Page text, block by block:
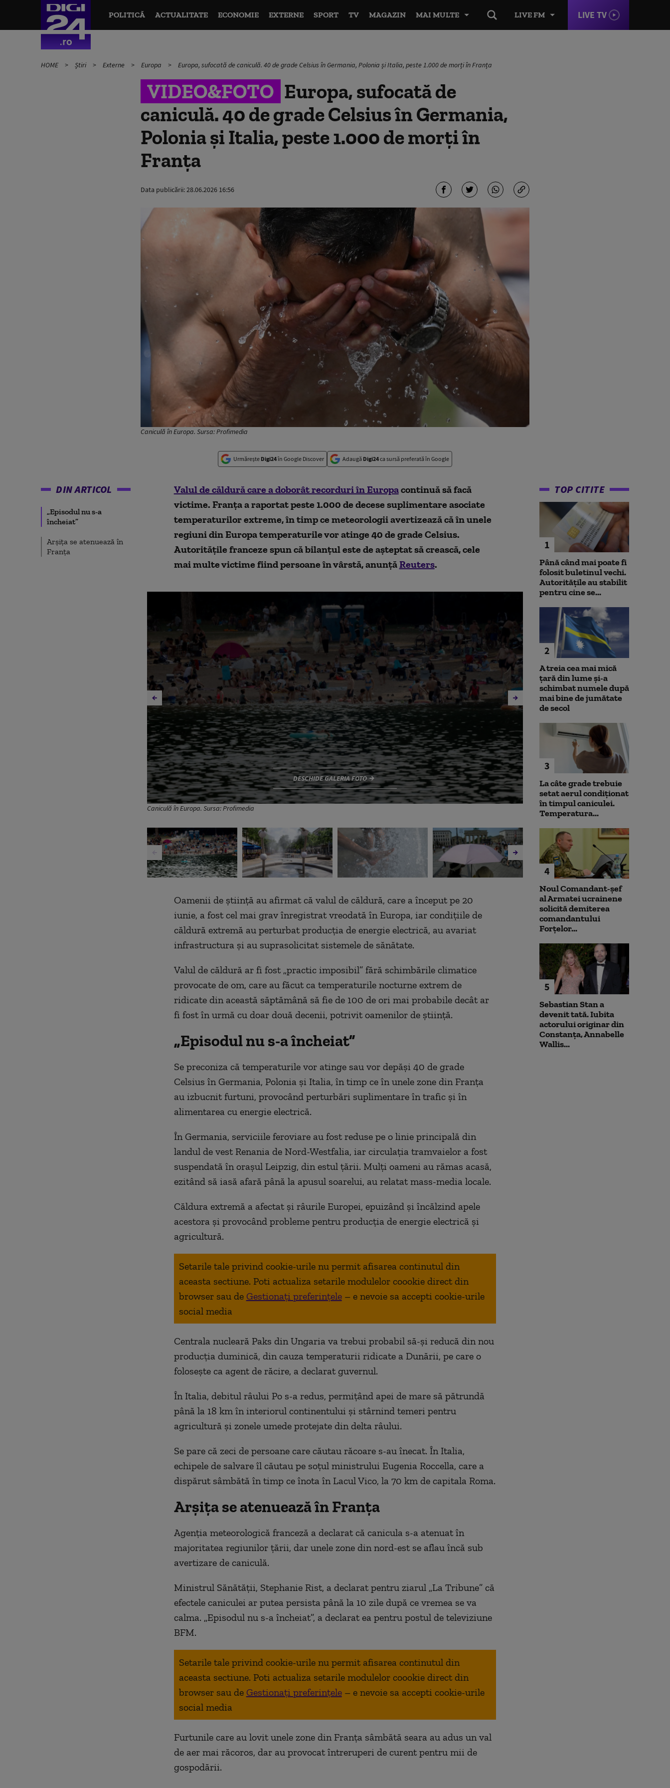
LIVE FM LIVE TV
POLITICĂ ACTUALITATE ECONOMIE EXTERNE SPORT TV MAGAZIN MAI MULTE
HOME Știri Externe Europa Europa, sufocată de caniculă. 40 de grade Celsius în Germania, Polonia și Italia, peste 1.000 de morți în Franța
VIDEO&FOTO Europa, sufocată de
caniculă. 40 de grade Celsius în Germania,
Polonia și Italia, peste 1.000 de morți în
Franța
Data publicării:28.06.2026 16:56
Caniculă în Europa. Sursa: Profimedia
Urmărește Digi24în Google Discover Adaugă Digi24ca sursă preferată în Google
DIN ARTICOL
„Episodul nu s-a
încheiat”
Arșița se atenuează în
Franța
Valul de căldură care a doborât recorduri în Europacontinuă să facă
victime. Franța a raportat peste 1.000 de decese suplimentare asociate
temperaturilor extreme, în timp ce meteorologii avertizează că în unele
regiuni din Europa temperaturile vor atinge 40 de grade Celsius.
Autoritățile franceze spun că bilanțul este de așteptat să crească, cele
mai multe victime fiind persoane în vârstă, anunțăReuters.
Caniculă în Europa. Sursa: Profimedia
DESCHIDE GALERIA FOTO
Oamenii de știință au afirmat că valul de căldură, care a început pe 20
iunie, a fost cel mai grav înregistrat vreodată în Europa, iar condițiile de
căldură extremă au perturbat producția de energie electrică, au avariat
infrastructura și au suprasolicitat sistemele de sănătate.
Valul de căldură ar fi fost „practic imposibil” fără schimbările climatice
provocate de om, care au făcut ca temperaturile nocturne extrem de
ridicate din această săptămână să fie de 100 de ori mai probabile decât ar
fi fost în urmă cu doar două decenii, potrivit oamenilor de știință.
„Episodul nu s-a încheiat”
Se preconiza că temperaturile vor atinge sau vor depăși 40 de grade
Celsius în Germania, Polonia și Italia, în timp ce în unele zone din Franța
au izbucnit furtuni, provocând perturbări suplimentare în trafic și în
alimentarea cu energie electrică.
În Germania, serviciile feroviare au fost reduse pe o linie principală din
landul de vest Renania de Nord-Westfalia, iar circulația tramvaielor a fost
suspendată în orașul Leipzig, din estul țării. Mulți oameni au rămas acasă,
ezitând să iasă afară până la apusul soarelui, au relatat mass-media locale.
Căldura extremă a afectat și râurile Europei, epuizând și încălzind apele
acestora și provocând probleme pentru producția de energie electrică și
agricultură.
Setarile tale privind cookie-urile nu permit afisarea continutul din
aceasta sectiune. Poti actualiza setarile modulelor coookie direct din
browser sau de Gestionați preferințele – e nevoie sa accepti cookie-urile
social media
Centrala nucleară Paks din Ungaria va trebui probabil să-și reducă din nou
producția duminică, din cauza temperaturii ridicate a Dunării, pe care o
folosește ca agent de răcire, a declarat guvernul.
În Italia, debitul râului Po s-a redus, permițând apei de mare să pătrundă
până la 18 km în interiorul continentului și stârnind temeri pentru
agricultură și zonele umede protejate din delta râului.
Se pare că zeci de persoane care căutau răcoare s-au înecat. În Italia,
echipele de salvare îl căutau pe soțul ministrului Eugenia Roccella, care a
dispărut sâmbătă în timp ce înota în Lacul Vico, la 70 km de capitala Roma.
Arșița se atenuează în Franța
Agenția meteorologică franceză a declarat că canicula s-a atenuat în
majoritatea regiunilor țării, dar unele zone din nord-est se aflau încă sub
avertizare de caniculă.
Ministrul Sănătății, Stephanie Rist, a declarat pentru ziarul „La Tribune” că
efectele caniculei ar putea persista până la 10 zile după ce vremea se va
calma. „Episodul nu s-a încheiat”, a declarat ea pentru postul de televiziune
BFM.
Setarile tale privind cookie-urile nu permit afisarea continutul din
aceasta sectiune. Poti actualiza setarile modulelor coookie direct din
browser sau de Gestionați preferințele – e nevoie sa accepti cookie-urile
social media
Furtunile care au lovit unele zone din Franța sâmbătă seara au adus un val
de aer mai răcoros, dar au provocat întreruperi de curent pentru mii de
gospodării.
TOP CITITE
1
Până când mai poate fi
folosit buletinul vechi.
Autoritățile au stabilit
pentru cine se...
2
A treia cea mai mică
țară din lume și-a
schimbat numele după
mai bine de jumătate
de secol
3
La câte grade trebuie
setat aerul condiționat
în timpul caniculei.
Temperatura...
4
Noul Comandant-șef
al Armatei ucrainene
solicită demiterea
comandantului
Forțelor...
5
Sebastian Stan a
devenit tată. Iubita
actorului originar din
Constanța, Annabelle
Wallis...